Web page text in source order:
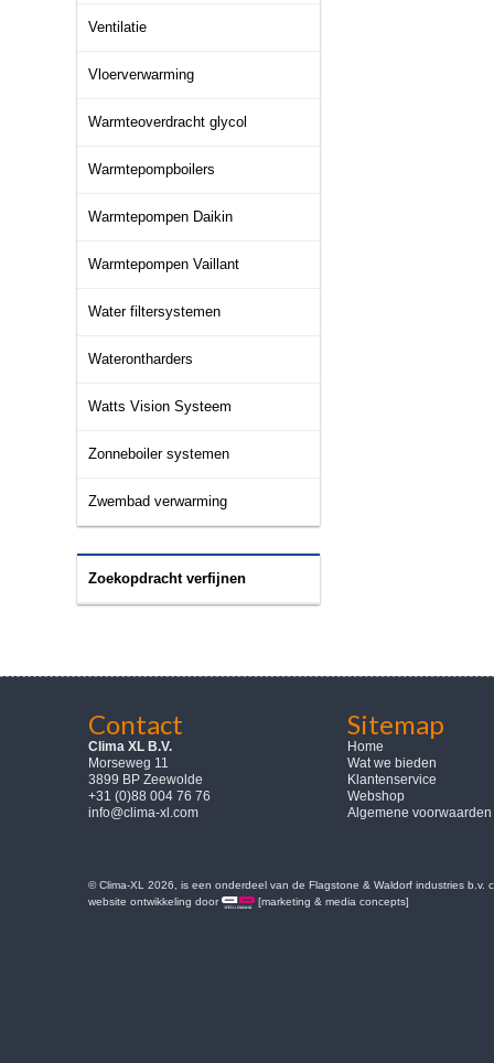
Ventilatie
Vloerverwarming
Warmteoverdracht glycol
Warmtepompboilers
Warmtepompen Daikin
Warmtepompen Vaillant
Water filtersystemen
Waterontharders
Watts Vision Systeem
Zonneboiler systemen
Zwembad verwarming
Zoekopdracht verfijnen
Contact
Clima XL B.V.
Morseweg 11
3899 BP Zeewolde
+31 (0)88 004 76 76
info@clima-xl.com
Sitemap
Home
Wat we bieden
Klantenservice
Webshop
Algemene voorwaarden
© Clima-XL 2026, is een onderdeel van de Flagstone & Waldorf industries b.v.
website ontwikkeling door
[marketing & media concepts]